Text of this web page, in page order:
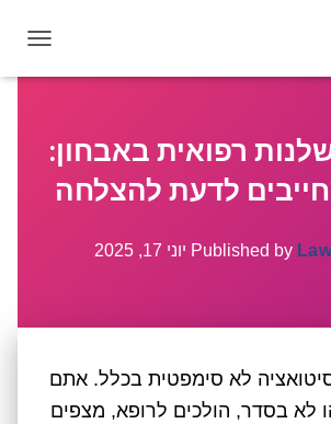
O
T
רפואית באבחון:
לדעת להצלחה
Published by יוני 17, 2025
לא סימפטית בכלל. אתם
לא בסדר, הולכים לרופא, מצפים